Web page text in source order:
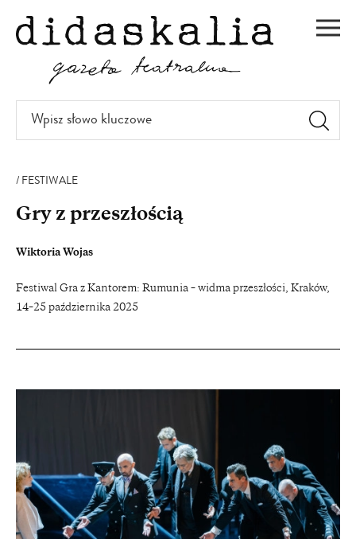
DO
TREŚCI
Wpisz
słowo
FESTIWALE
Gry z przeszłością
Wiktoria Wojas
Festiwal Gra z Kantorem: Rumunia – widma przeszłości, Kraków,
14–25 października 2025